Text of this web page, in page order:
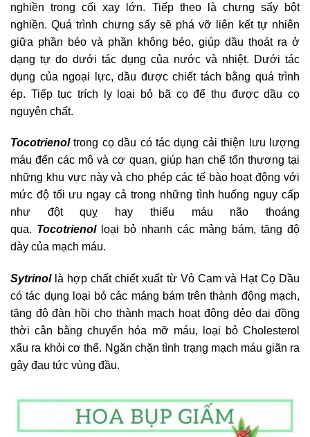
nghiền trong cối xay lớn. Tiếp theo là chưng sấy bột
nghiền. Quá trình chưng sấy sẽ phá vỡ liên kết tự nhiên
giữa phần béo và phần không béo, giúp dầu thoát ra ở
dạng tự do dưới tác dụng của nước và nhiệt. Dưới tác
dụng của ngoại lực, dầu được chiết tách bằng quá trình
ép. Tiếp tục trích ly loại bỏ bã cọ để thu được dầu cọ
nguyên chất.
Tocotrienoltrong cọ dầu có tác dụng cải thiện lưu lượng
máu đến các mô và cơ quan, giúp hạn chế tổn thương tại
những khu vực này và cho phép các tế bào hoạt động với
mức độ tối ưu ngay cả trong những tình huống nguy cấp
như đột quỵ hay thiếu máu não thoáng
qua. Tocotrienolloại bỏ nhanh các mảng bám, tăng độ
dày của mạch máu.
Sytrinollà hợp chất chiết xuất từ Vỏ Cam và Hạt Cọ Dầu
có tác dụng loại bỏ các mảng bám trên thành động mạch,
tăng độ đàn hồi cho thành mạch hoạt động dẻo dai đồng
thời cân bằng chuyển hóa mỡ máu, loại bỏ Cholesterol
xấu ra khỏi cơ thể. Ngăn chặn tình trạng mạch máu giãn ra
gây đau tức vùng đầu.